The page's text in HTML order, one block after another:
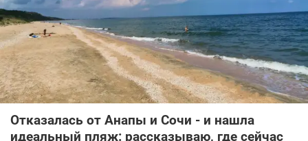
Отказалась от Анапы и Сочи - и нашла
идеальный пляж: рассказываю, где сейчас